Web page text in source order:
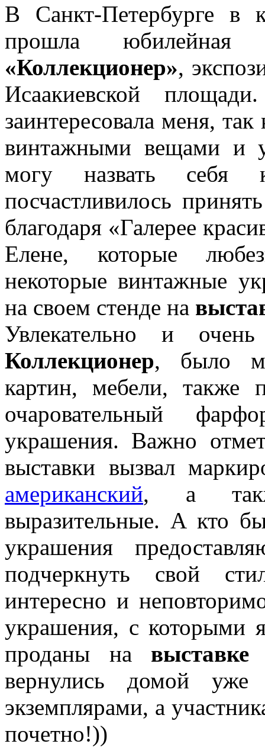
В Санкт-Петербурге в
прошла юбилейная
«Коллекционер»,
Исаакиевской
заинтересовала меня,
винтажными вещами и
могу назвать
посчастливилось
благодаря «Галерее
Елене, которые
некоторые винтажные
на своем стенде на
Увлекательно и
Коллекционер, было
картин, мебели, также
очаровательный
украшения. Важно
выставки вызвал
американский, а
выразительные. А кто
украшения
подчеркнуть свой
интересно и
украшения, с которыми
проданы на выставке
вернулись домой уже
экземплярами, а
почетно!))